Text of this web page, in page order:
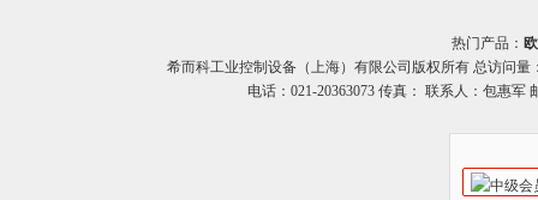
热门产品：
希而科工业控制设备（上海）有限公司版权所有 总访问量
电话：021-20363073 传真： 联系人：包惠军